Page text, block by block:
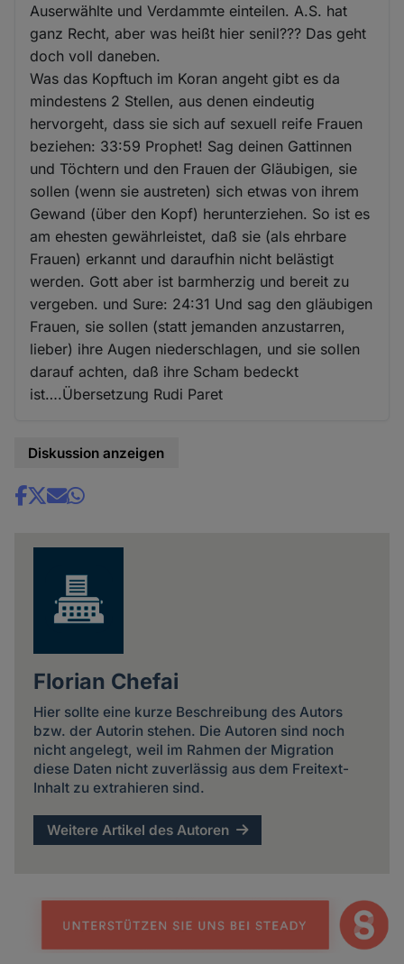
Auserwählte und Verdammte einteilen. A.S. hat
ganz Recht, aber was heißt hier senil??? Das geht
doch voll daneben.
Was das Kopftuch im Koran angeht gibt es da
mindestens 2 Stellen, aus denen eindeutig
hervorgeht, dass sie sich auf sexuell reife Frauen
beziehen: 33:59 Prophet! Sag deinen Gattinnen
und Töchtern und den Frauen der Gläubigen, sie
sollen (wenn sie austreten) sich etwas von ihrem
Gewand (über den Kopf) herunterziehen. So ist es
am ehesten gewährleistet, daß sie (als ehrbare
Frauen) erkannt und daraufhin nicht belästigt
werden. Gott aber ist barmherzig und bereit zu
vergeben. und Sure: 24:31 Und sag den gläubigen
Frauen, sie sollen (statt jemanden anzustarren,
lieber) ihre Augen niederschlagen, und sie sollen
darauf achten, daß ihre Scham bedeckt
ist….Übersetzung Rudi Paret
Diskussion anzeigen
Share
Florian Chefai
Hier sollte eine kurze Beschreibung des Autors
bzw. der Autorin stehen. Die Autoren sind noch
nicht angelegt, weil im Rahmen der Migration
diese Daten nicht zuverlässig aus dem Freitext-
Inhalt zu extrahieren sind.
Weitere Artikel des Autoren